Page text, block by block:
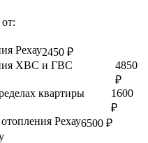
Рехау2450 ₽
ХВС и ГВС
4850
₽
квартиры
1600
₽
Рехау6500 ₽